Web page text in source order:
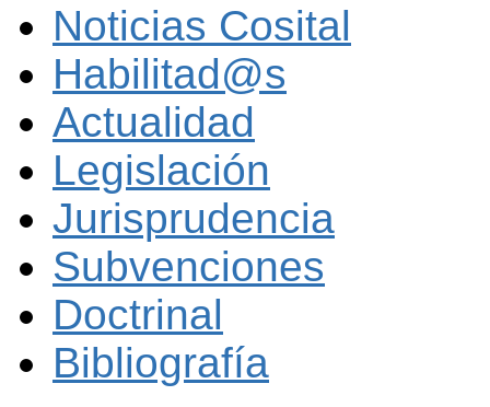
Noticias Cosital
Habilitad@s
Actualidad
Legislación
Jurisprudencia
Subvenciones
Doctrinal
Bibliografía